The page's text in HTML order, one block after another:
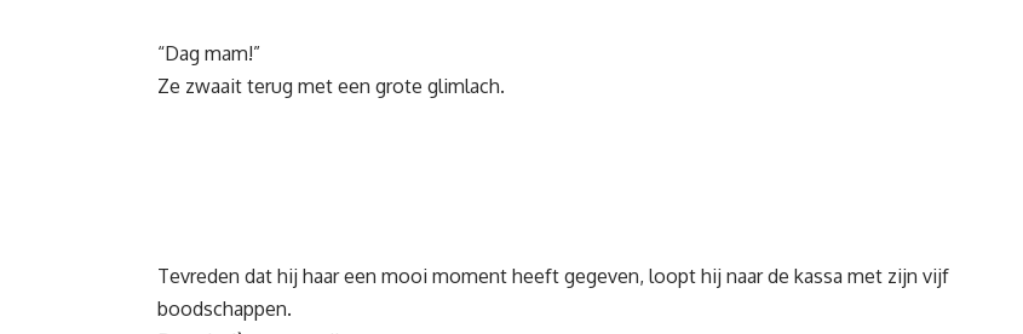
“Dag mam!”
Ze zwaait terug met een grote glimlach.
Tevreden dat hij haar een mooi moment heeft gegeven, loopt hij naar de kassa met zijn vijf
boodschappen.